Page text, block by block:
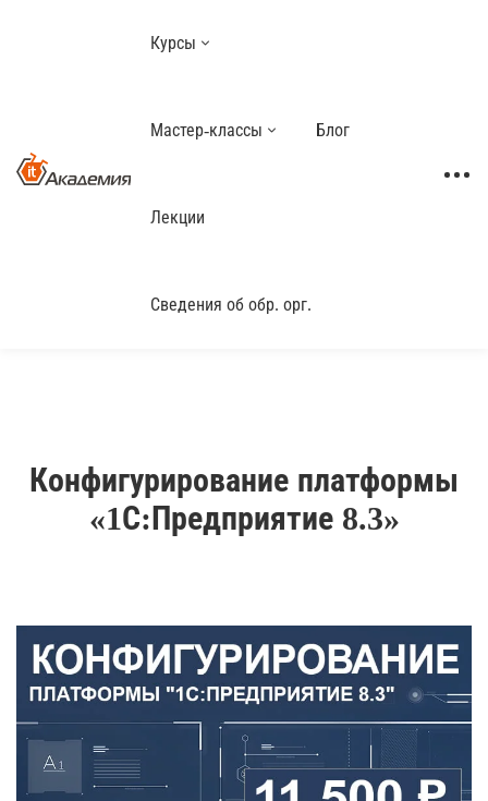
Курсы
Мастер-классы Блог
Лекции
Сведения об обр. орг.
Конфигурирование платформы
«1С:Предприятие 8.3»